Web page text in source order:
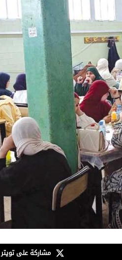
مشاركة على تويتر